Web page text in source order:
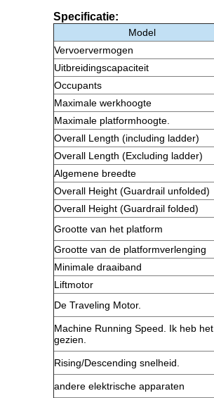
Specificatie:
Model
Vervoervermogen
Uitbreidingscapaciteit
Occupants
Maximale werkhoogte
Maximale platformhoogte.
Overall Length (including ladder)
Overall Length (Excluding ladder)
Algemene breedte
Overall Height (Guardrail unfolded)
Overall Height (Guardrail folded)
Grootte van het platform
Grootte van de platformverlenging
Minimale draaiband
Liftmotor
De Traveling Motor.
Machine Running Speed. Ik heb het
gezien.
Rising/Descending snelheid.
andere elektrische apparaten